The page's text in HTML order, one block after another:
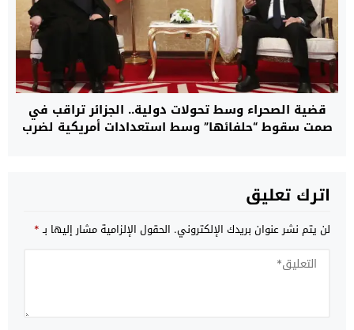
قضية الصحراء وسط تحولات دولية.. الجزائر تراقب في
صمت سقوط “حلفائها” وسط استعدادات أمريكية لضرب
اترك تعليق
لن يتم نشر عنوان بريدك الإلكتروني. الحقول الإلزامية مشار إليها بـ*